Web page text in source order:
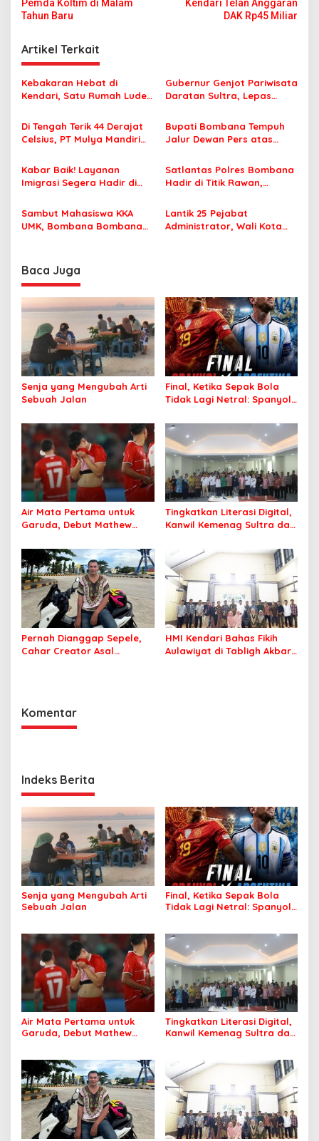
v
i
g
a
s
i
p
s
Pemda Koltim di Malam
Tahun Baru
Kendari Telan Anggaran
DAK Rp45 Miliar
Artikel Terkait
Kebakaran Hebat di
Kendari, Satu Rumah Ludes
Gubernur Genjot Pariwisata
Daratan Sultra, Lepas
Tiga Kabupaten Unggulan
Di Tengah Terik 44 Derajat
Celsius, PT Mulya Mandiri
Jamaah Tetap Sehat dan
Nyaman Beribadah
Bupati Bombana Tempuh
Jalur Dewan Pers atas
Korupsi Jembatan Cirauci II
Kabar Baik! Layanan
Imigrasi Segera Hadir di
Perlu Lagi ke Kendari
Satlantas Polres Bombana
Hadir di Titik Rawan,
Sekolah dengan Aman
Sambut Mahasiswa KKA
UMK, Bombana Bombana
Lantik 25 Pejabat
Administrator, Wali Kota
Baca Juga
Senja yang Mengubah Arti
Sebuah Jalan
Final, Ketika Sepak Bola
Tidak Lagi Netral: Spanyol
Air Mata Pertama untuk
Garuda, Debut Mathew
Indonesia
Tingkatkan Literasi Digital,
Kanwil Kemenag Sultra dan
Pelatihan AI Ready ASEAN
Pernah Dianggap Sepele,
Cahar Creator Asal
HMI Kendari Bahas Fikih
Aulawiyat di Tabligh Akbar
Komentar
Indeks Berita
Senja yang Mengubah Arti
Sebuah Jalan
Final, Ketika Sepak Bola
Tidak Lagi Netral: Spanyol
Air Mata Pertama untuk
Garuda, Debut Mathew
Tingkatkan Literasi Digital,
Kanwil Kemenag Sultra dan